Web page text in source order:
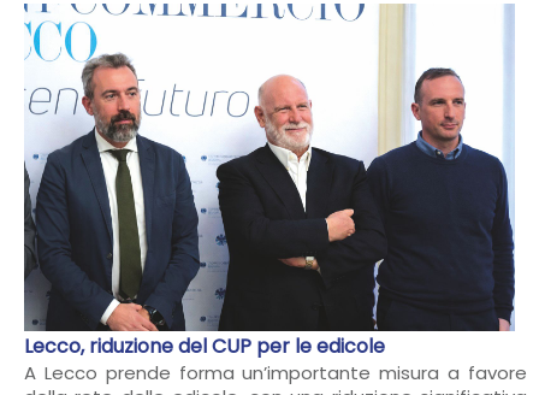
Lecco, riduzione del CUP per le edicole
A Lecco prende forma un’importante misura a favore